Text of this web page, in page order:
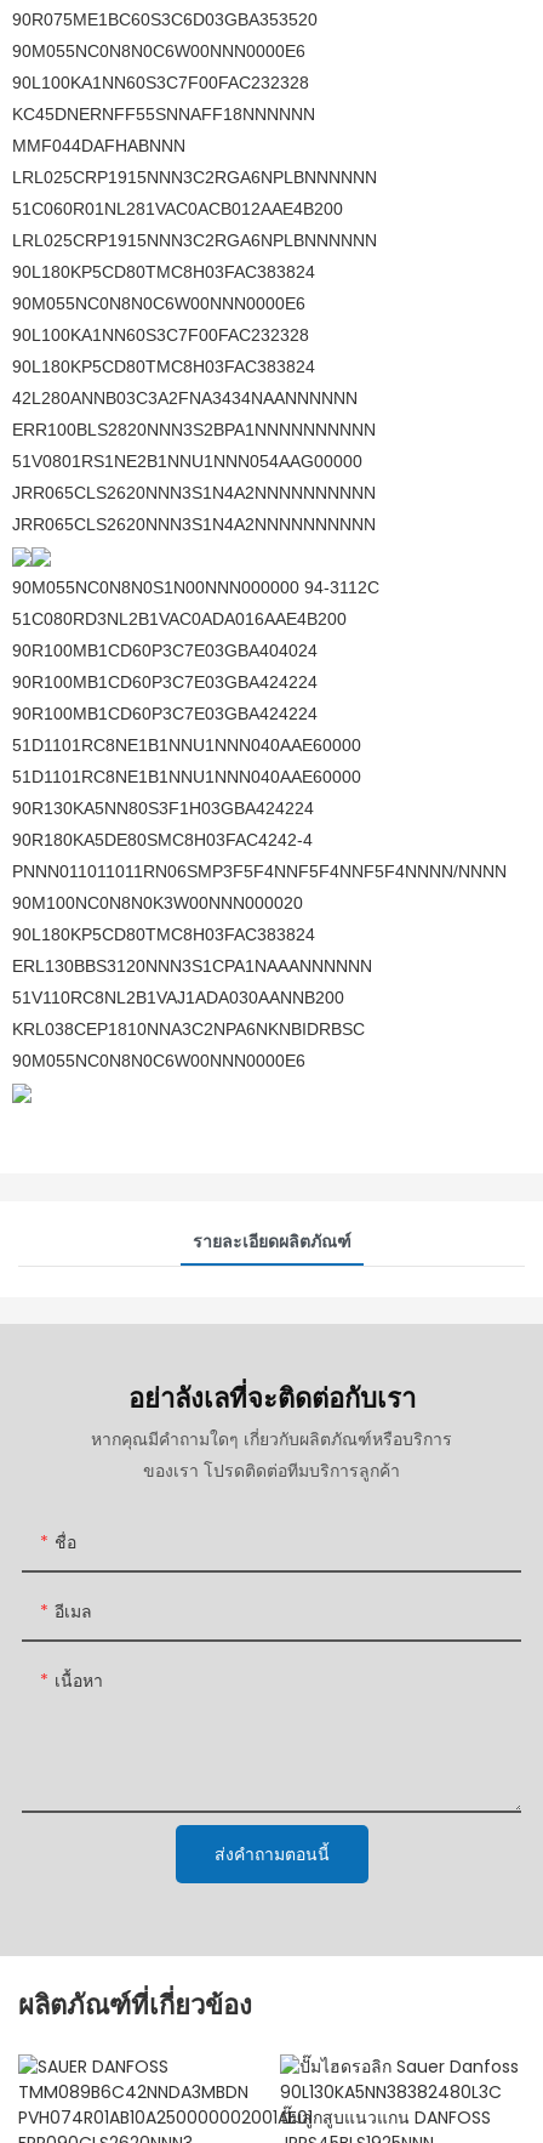
90R075ME1BC60S3C6D03GBA353520
90M055NC0N8N0C6W00NNN0000E6
90L100KA1NN60S3C7F00FAC232328
KC45DNERNFF55SNNAFF18NNNNNN
MMF044DAFHABNNN
LRL025CRP1915NNN3C2RGA6NPLBNNNNNN
51C060R01NL281VAC0ACB012AAE4B200
LRL025CRP1915NNN3C2RGA6NPLBNNNNNN
90L180KP5CD80TMC8H03FAC383824
90M055NC0N8N0C6W00NNN0000E6
90L100KA1NN60S3C7F00FAC232328
90L180KP5CD80TMC8H03FAC383824
42L280ANNB03C3A2FNA3434NAANNNNNN
ERR100BLS2820NNN3S2BPA1NNNNNNNNNN
51V0801RS1NE2B1NNU1NNN054AAG00000
JRR065CLS2620NNN3S1N4A2NNNNNNNNNN
JRR065CLS2620NNN3S1N4A2NNNNNNNNNN
90M055NC0N8N0S1N00NNN000000 94-3112C
51C080RD3NL2B1VAC0ADA016AAE4B200
90R100MB1CD60P3C7E03GBA404024
90R100MB1CD60P3C7E03GBA424224
90R100MB1CD60P3C7E03GBA424224
51D1101RC8NE1B1NNU1NNN040AAE60000
51D1101RC8NE1B1NNU1NNN040AAE60000
90R130KA5NN80S3F1H03GBA424224
90R180KA5DE80SMC8H03FAC4242-4
PNNN011011011RN06SMP3F5F4NNF5F4NNF5F4NNNN/NNNN
90M100NC0N8N0K3W00NNN000020
90L180KP5CD80TMC8H03FAC383824
ERL130BBS3120NNN3S1CPA1NAAANNNNNN
51V110RC8NL2B1VAJ1ADA030AANNB200
KRL038CEP1810NNA3C2NPA6NKNBIDRBSC
90M055NC0N8N0C6W00NNN0000E6
รายละเอียดผลิตภัณฑ์
อย่าลังเลที่จะติดต่อกับเรา
หากคุณมีคำถามใดๆ เกี่ยวกับผลิตภัณฑ์หรือบริการ
ของเรา โปรดติดต่อทีมบริการลูกค้า
ชื่อ
อีเมล
เนื้อหา
ส่งคำถามตอนนี้
ผลิตภัณฑ์ที่เกี่ยวข้อง